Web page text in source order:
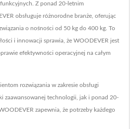
Z ponad 20-letnim
obsługuje różnorodne branże, oferując
o nośności od 50 kg do 400 kg. To
i innowacji sprawia, że WOODEVER jest
efektywności operacyjnej na całym
rozwiązania w zakresie obsługi
zaawansowanej technologii, jak i ponad 20-
zapewnia, że potrzeby każdego